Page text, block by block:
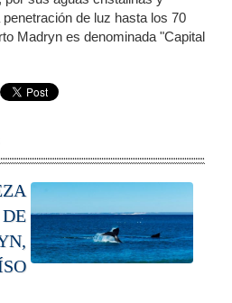
de luz hasta los 70
Madryn es denominada "Capital